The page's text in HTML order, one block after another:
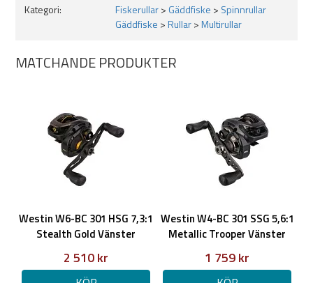
Egenskaper:
Storlek 300 har hel aluminiumram
10+1 tätade rostfria kullager
6-stifts centrifugalbroms
Stay-On gavel
Stay-On slirbromsratt
Broms med klickljud
Fast Line Connector på spolen
Levereras i ett skyddande hårt fodral
Multi Stack Carbon-broms
GT-A utväxling
Dubbelanodiserat stjärnhjul
Kategori:
Fiskerullar> Gäddfiske > Spinnrullar
Gäddfiske >Rullar>Multirullar
MATCHANDE PRODUKTER
Westin W6-BC 301 HSG 7,3:1
Stealth Gold Vänster
2 510 kr
Westin W4-BC 301 SSG 5,6:1
Metallic Trooper Vänster
1 759 kr